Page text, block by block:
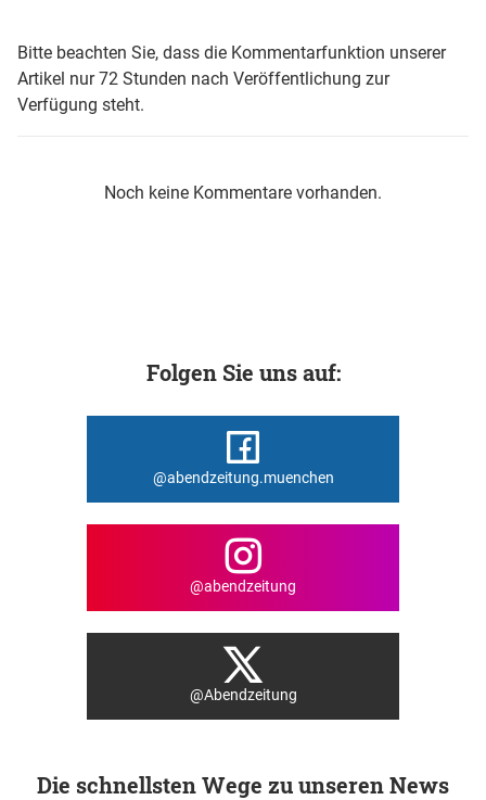
Bitte beachten Sie, dass die Kommentarfunktion unserer
Artikel nur 72 Stunden nach Veröffentlichung zur
Verfügung steht.
Noch keine Kommentare vorhanden.
Folgen Sie uns auf:
@abendzeitung.muenchen
@abendzeitung
@Abendzeitung
Die schnellsten Wege zu unseren News